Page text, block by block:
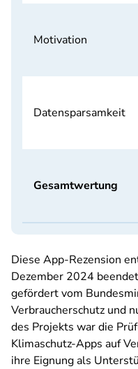
Motivation
Datensparsamkeit
Gesamtwertung
Diese App-Rezension
Dezember 2024
gefördert vom
Verbraucherschutz und
des Projekts war die
Klimaschutz-Apps auf
ihre Eignung als